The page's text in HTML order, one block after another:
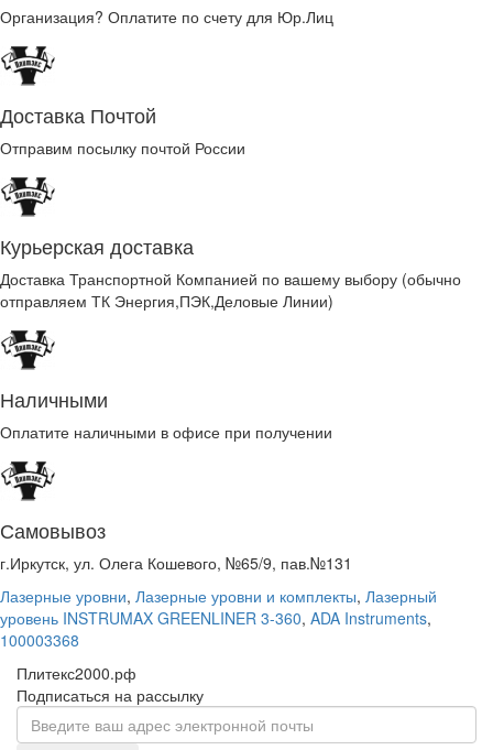
Организация? Оплатите по счету для Юр.Лиц
Доставка Почтой
Отправим посылку почтой России
Курьерская доставка
Доставка Транспортной Компанией по вашему выбору (обычно
отправляем ТК Энергия,ПЭК,Деловые Линии)
Наличными
Оплатите наличными в офисе при получении
Самовывоз
г.Иркутск, ул. Олега Кошевого, №65/9, пав.№131
Лазерные уровни, Лазерные уровни и комплекты, Лазерный
уровень INSTRUMAX GREENLINER 3-360, ADA Instruments,
100003368
Плитекс2000.рф
Подписаться на рассылку